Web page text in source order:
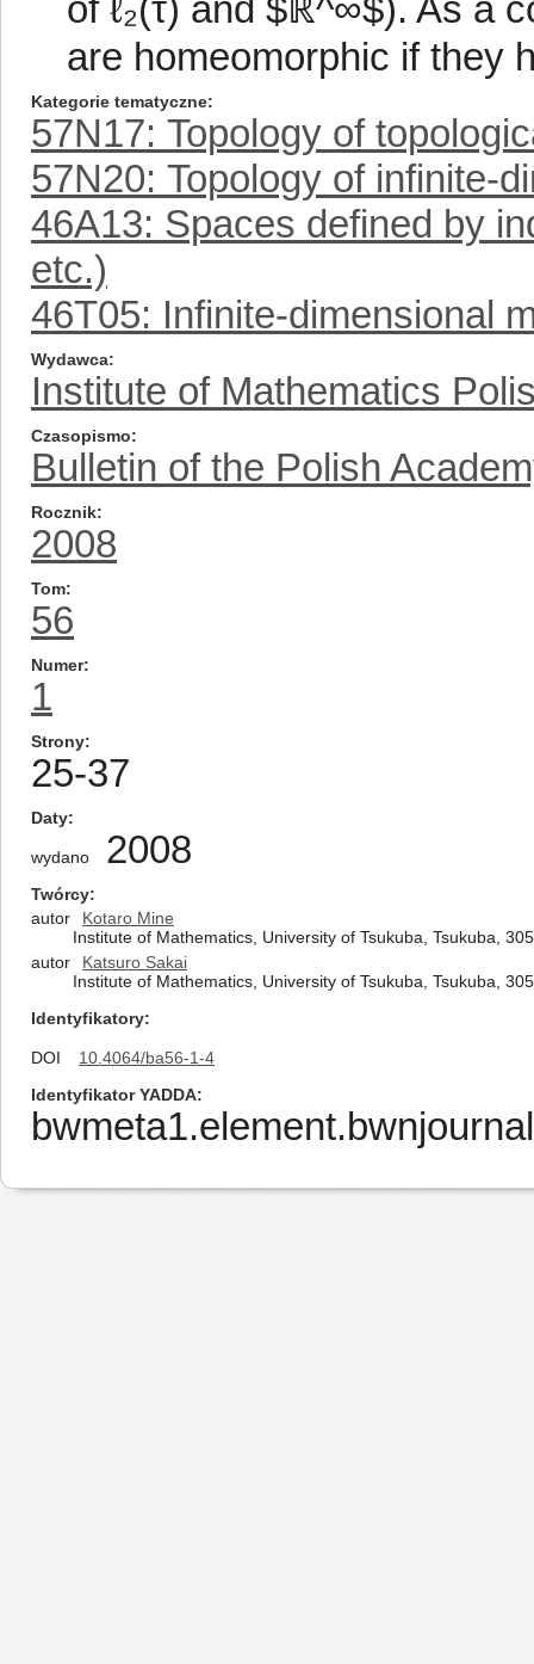
of ℓ₂(τ) and $ℝ^∞$). As a
are homeomorphic if they
Kategorie tematyczne
57N17: Topology of
57N20: Topology of infinite-
46A13: Spaces defined by
etc.)
46T05: Infinite-dimensional
Wydawca
Institute of Mathematics
Czasopismo
Bulletin of the Polish
Rocznik
2008
Tom
56
Numer
1
Strony
25-37
Daty
wydano 2008
Twórcy
autor
Kotaro Mine
Institute of Mathematics, University of Tsukuba, Tsukuba,
autor
Katsuro Sakai
Institute of Mathematics, University of Tsukuba, Tsukuba,
Identyfikatory
DOI
10.4064/ba56-1-4
Identyfikator YADDA